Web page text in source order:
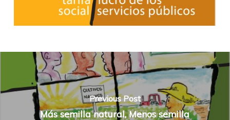
Previous Post
Más semilla natural, Menos semilla